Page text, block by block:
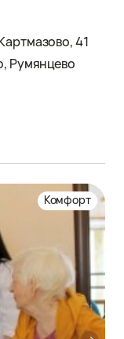
41
Румянцево
Комфорт